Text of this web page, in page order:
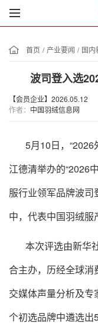
首页 / 产业要闻 / 国内
波司登入选
【会员企业】2026.05.12
作者： 中国羽绒信息网
5月10日，
江德清举办的“2026
服行业领军品牌波
中，代表中国羽绒服
本次评选由新华
合主办，历经全球消
交媒体声量分析及
个初选品牌中遴选出